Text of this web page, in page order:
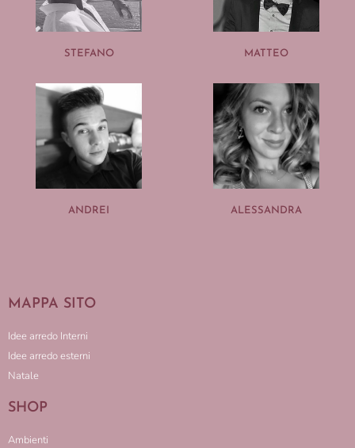
STEFANO MATTEO
ANDREI ALESSANDRA
MAPPA SITO
Idee arredo Interni
Idee arredo esterni
Natale
SHOP
Ambienti